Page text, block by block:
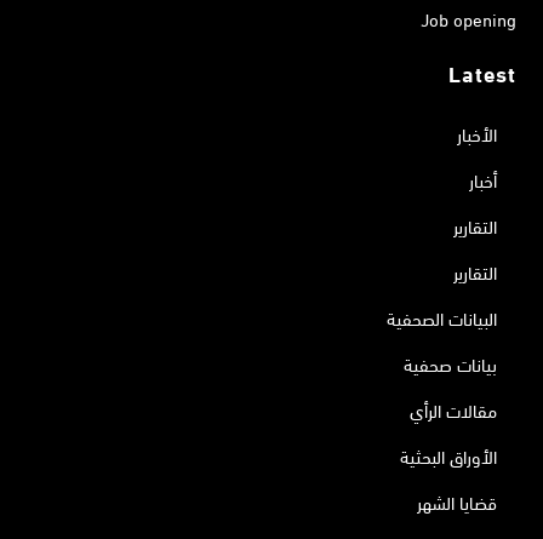
Job opening
Latest
الأخبار
أخبار
التقارير
التقارير
البيانات الصحفية
بيانات صحفية
مقالات الرأي
الأوراق البحثية
قضايا الشهر